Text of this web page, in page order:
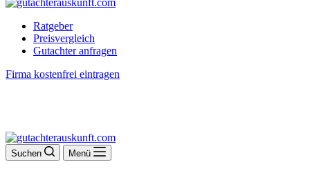
Ratgeber
Preisvergleich
Gutachter anfragen
Firma kostenfrei eintragen
Suchen Menü